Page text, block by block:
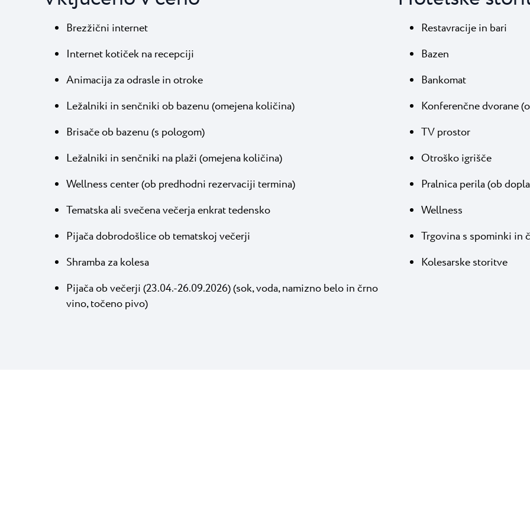
Brezžični internet
Internet kotiček na recepciji
Animacija za odrasle in otroke
Ležalniki in senčniki ob bazenu (omejena količina)
Brisače ob bazenu (s pologom)
Ležalniki in senčniki na plaži (omejena količina)
Wellness center (ob predhodni rezervaciji termina)
Tematska ali svečena večerja enkrat tedensko
Pijača dobrodošlice ob tematskoj večerji
Shramba za kolesa
Pijača ob večerji (23.04.-26.09.2026) (sok, voda, namizno belo in črno
vino, točeno pivo)
Restavracije in bari
Bazen
Bankomat
Konferenčne dvorane
TV prostor
Otroško igrišče
Pralnica perila (ob
Wellness
Trgovina s spominki in
Kolesarske storitve